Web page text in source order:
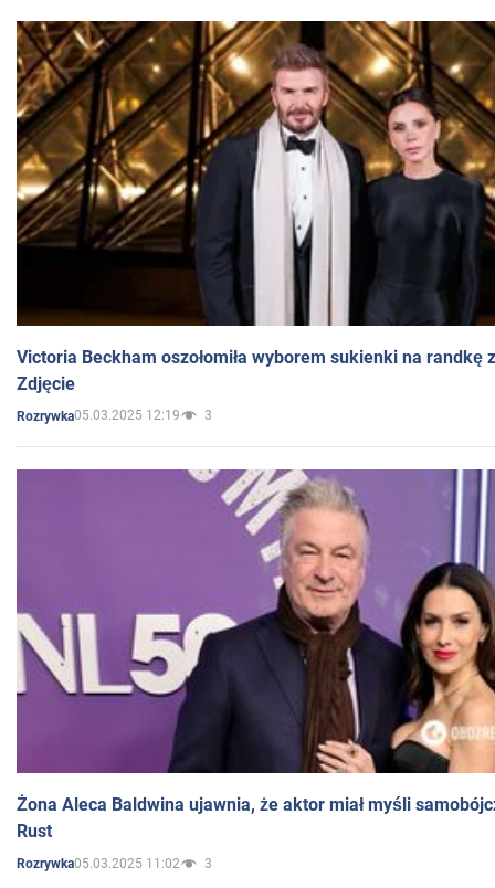
Victoria Beckham oszołomiła wyborem sukienki na randkę
Zdjęcie
Rozrywka05.03.2025 12:19 3
Żona Aleca Baldwina ujawnia, że aktor miał myśli
Rust
Rozrywka05.03.2025 11:02 3